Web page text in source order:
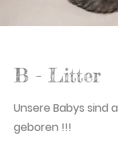
B - Litter
Unsere Babys sind
geboren !!!